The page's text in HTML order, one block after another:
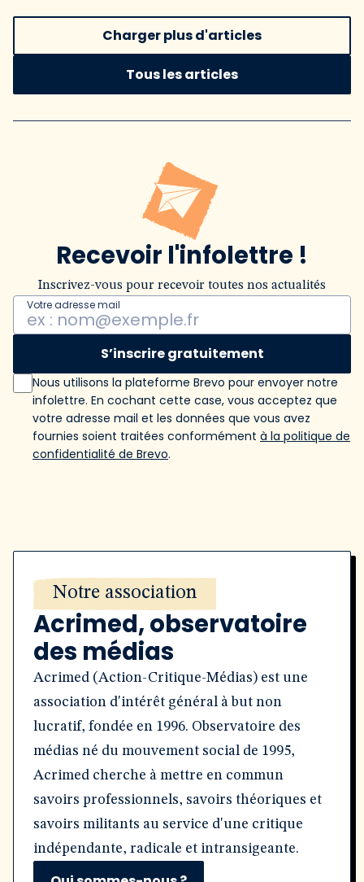
Charger plus d'articles
Tous les articles
Recevoir l'infolettre !
Inscrivez-vous pour recevoir toutes nos actualités
Votre adresse mail
S’inscrire gratuitement
Nous utilisons la plateforme Brevo pour envoyer notre
infolettre. En cochant cette case, vous acceptez que
votre adresse mail et les données que vous avez
fournies soient traitées conformément à la politique de
confidentialité de Brevo.
Notre association
Acrimed, observatoire
des médias
Acrimed (Action-Critique-Médias) est une
association d'intérêt général à but non
lucratif, fondée en 1996. Observatoire des
médias né du mouvement social de 1995,
Acrimed cherche à mettre en commun
savoirs professionnels, savoirs théoriques et
savoirs militants au service d'une critique
indépendante, radicale et intransigeante.